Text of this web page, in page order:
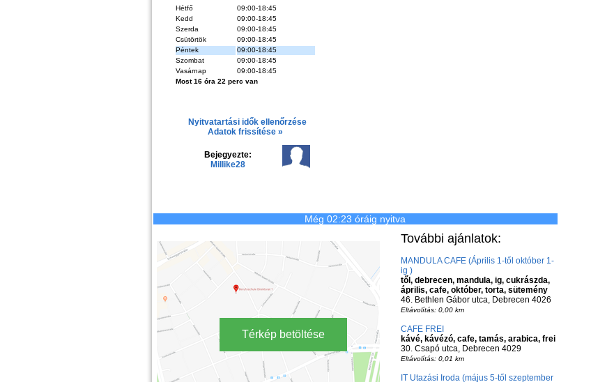
Hétfő
09:00-18:45
Kedd
09:00-18:45
Szerda
09:00-18:45
Csütörtök
09:00-18:45
Péntek
09:00-18:45
Szombat
09:00-18:45
Vasárnap
09:00-18:45
Most 16 óra 22 perc van
Nyitvatartási idők ellenőrzése
Adatok frissítése »
Bejegyezte:
Millike28
Még 02:23 óráig nyitva
Térkép betöltése
További ajánlatok:
MANDULA CAFE (Április 1-től október 1-
ig )
től, debrecen, mandula, ig, cukrászda,
április, cafe, október, torta, sütemény
46. Bethlen Gábor utca, Debrecen 4026
Eltávolítás: 0,00 km
CAFE FREI
kávé, kávézó, cafe, tamás, arabica, frei
30. Csapó utca, Debrecen 4029
Eltávolítás: 0,01 km
IT Utazási Iroda (május 5-től szeptember